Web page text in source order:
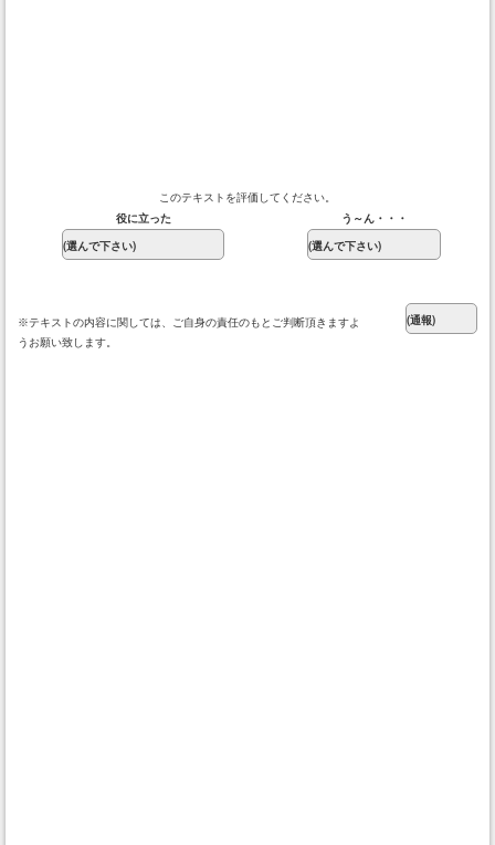
このテキストを評価してください。
役に立った
う～ん・・・
※テキストの内容に関しては、ご自身の責任のもとご判断頂きますよ
うお願い致します。